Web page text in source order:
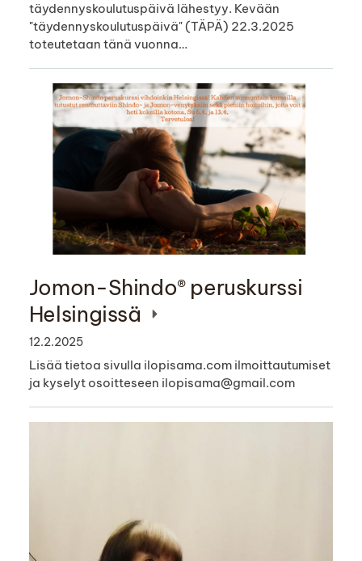
täydennyskoulutuspäivä lähestyy. Kevään
"täydennyskoulutuspäivä" (TÄPÄ) 22.3.2025
toteutetaan tänä vuonna…
Jomon-Shindo® peruskurssi
Helsingissä
12.2.2025
Lisää tietoa sivulla ilopisama.com ilmoittautumiset
ja kyselyt osoitteseen ilopisama@gmail.com